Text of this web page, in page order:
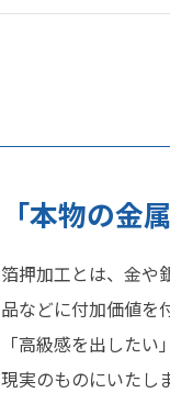
「本物の金
箔押加工とは、金や
品などに付加価値を
「高級感を出した
現実のものにいたし